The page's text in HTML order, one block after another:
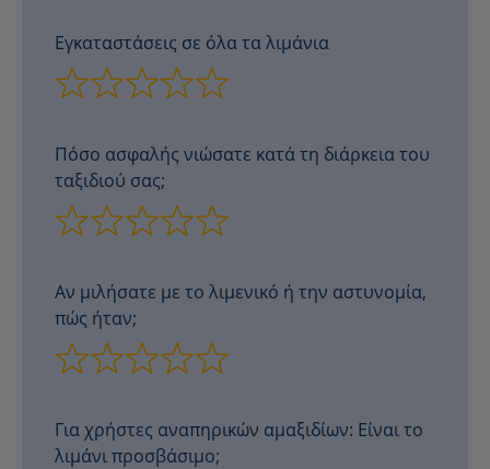
Εγκαταστάσεις σε όλα τα λιμάνια
Πόσο ασφαλής νιώσατε κατά τη διάρκεια του
ταξιδιού σας;
Αν μιλήσατε με το λιμενικό ή την αστυνομία,
πώς ήταν;
Για χρήστες αναπηρικών αμαξιδίων: Είναι το
λιμάνι προσβάσιμο;